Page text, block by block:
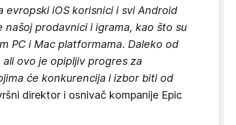
evropski iOS korisnici i svi Android
prodavnici i igrama, kao što su
PC i Mac platformama. Daleko od
ovo je opipljiv progres za
će konkurencija i izbor biti od
direktor i osnivač kompanije Epic